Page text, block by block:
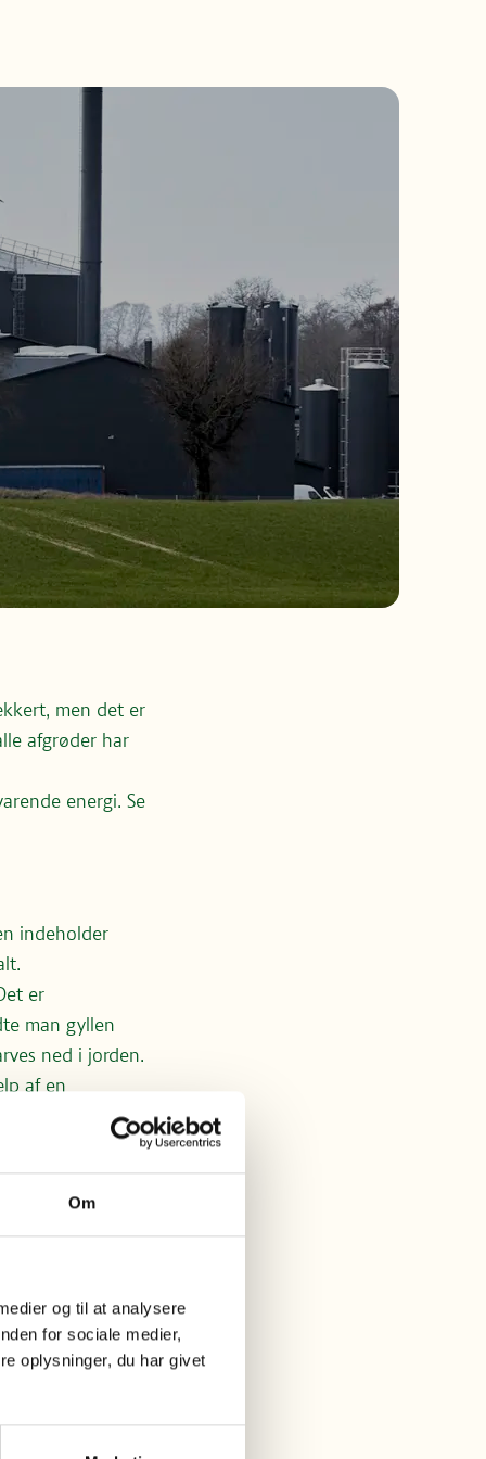
Om
og til at analysere
for sociale medier,
oplysninger, du har givet
men det er
afgrøder har
energi. Se
indeholder
er
man gyllen
ned i jorden.
af en
gør man for at
kan bruge alle
og åer.
både naboer
marker, der
spredes gylle i
(på arealer
jorden er